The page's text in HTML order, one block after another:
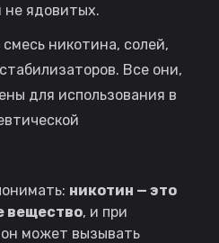
не ядовитых.
никотина, солей,
Все они,
для использования в
никотин — это
вещество, и при
может вызывать